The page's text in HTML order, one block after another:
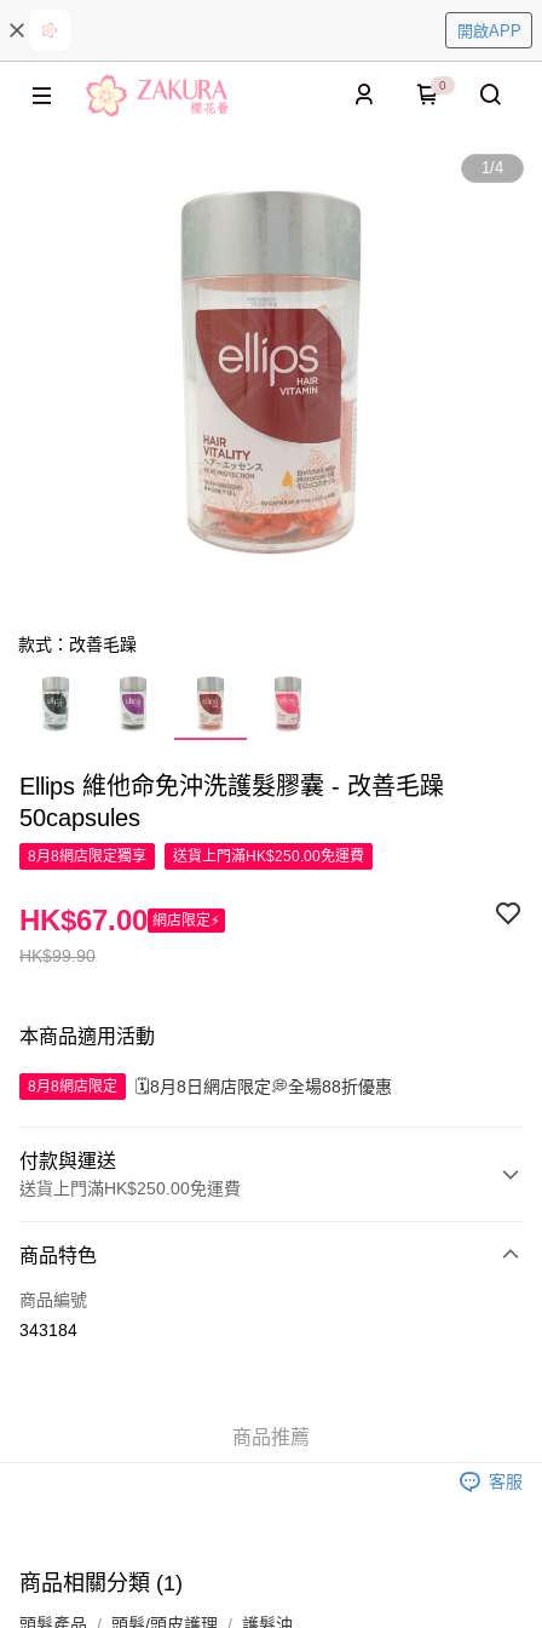
開啟APP
0
1/4
款式：改善毛躁
Ellips 維他命免沖洗護髮膠囊 - 改善毛躁
50capsules
8月8網店限定獨享 送貨上門滿HK$250.00免運費
HK$99.90
HK$67.00 網店限定⚡
本商品適用活動
8月8網店限定 🗓️8月8日網店限定💭全場88折優惠
付款與運送
送貨上門滿HK$250.00免運費
信用卡
Apple Pay
付款後門市自取，訂單確認後2-4個工作天到店，7天內取。逾期後
商品特色
商品編號
343184
商品推薦
客服
商品相關分類 (1)